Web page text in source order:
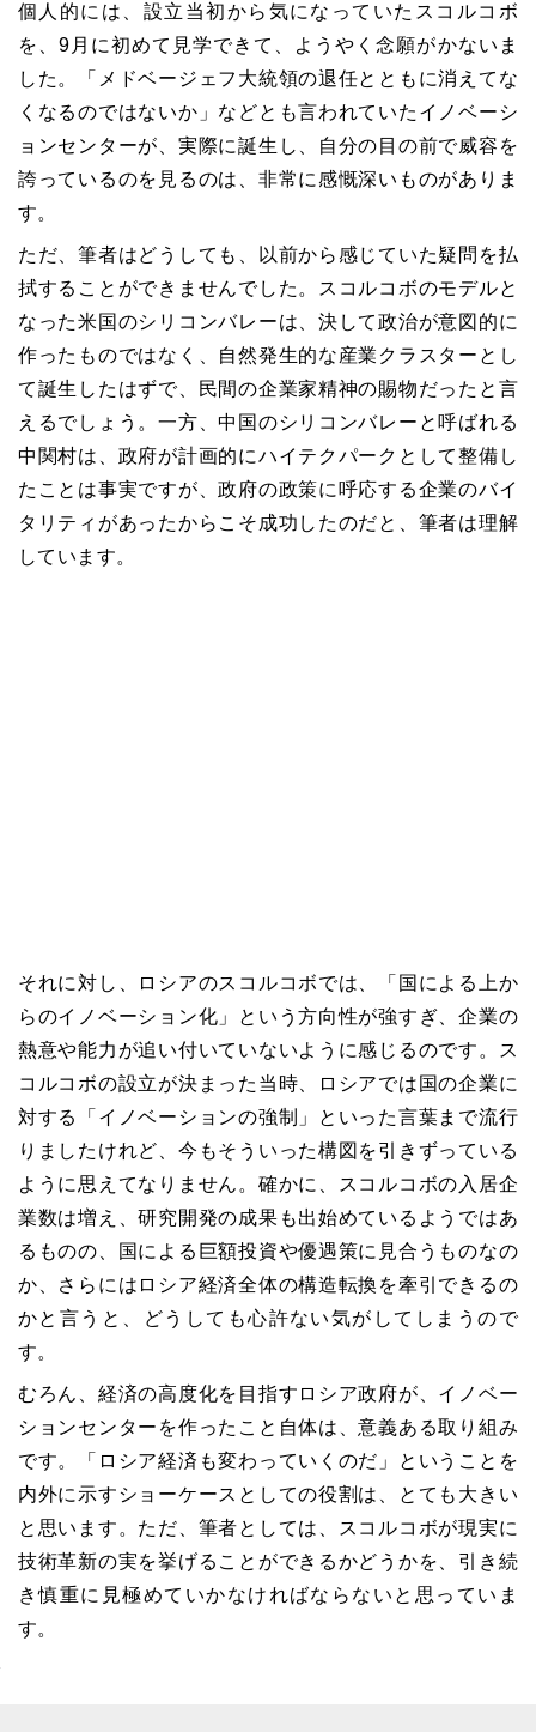
個人的には、設立当初から気になっていたスコルコボ
を、9月に初めて見学できて、ようやく念願がかないま
した。「メドベージェフ大統領の退任とともに消えてな
くなるのではないか」などとも言われていたイノベーシ
ョンセンターが、実際に誕生し、自分の目の前で威容を
誇っているのを見るのは、非常に感慨深いものがありま
す。
ただ、筆者はどうしても、以前から感じていた疑問を払
拭することができませんでした。スコルコボのモデルと
なった米国のシリコンバレーは、決して政治が意図的に
作ったものではなく、自然発生的な産業クラスターとし
て誕生したはずで、民間の企業家精神の賜物だったと言
えるでしょう。一方、中国のシリコンバレーと呼ばれる
中関村は、政府が計画的にハイテクパークとして整備し
たことは事実ですが、政府の政策に呼応する企業のバイ
タリティがあったからこそ成功したのだと、筆者は理解
しています。
それに対し、ロシアのスコルコボでは、「国による上か
らのイノベーション化」という方向性が強すぎ、企業の
熱意や能力が追い付いていないように感じるのです。ス
コルコボの設立が決まった当時、ロシアでは国の企業に
対する「イノベーションの強制」といった言葉まで流行
りましたけれど、今もそういった構図を引きずっている
ように思えてなりません。確かに、スコルコボの入居企
業数は増え、研究開発の成果も出始めているようではあ
るものの、国による巨額投資や優遇策に見合うものなの
か、さらにはロシア経済全体の構造転換を牽引できるの
かと言うと、どうしても心許ない気がしてしまうので
す。
むろん、経済の高度化を目指すロシア政府が、イノベー
ションセンターを作ったこと自体は、意義ある取り組み
です。「ロシア経済も変わっていくのだ」ということを
内外に示すショーケースとしての役割は、とても大きい
と思います。ただ、筆者としては、スコルコボが現実に
技術革新の実を挙げることができるかどうかを、引き続
き慎重に見極めていかなければならないと思っていま
す。